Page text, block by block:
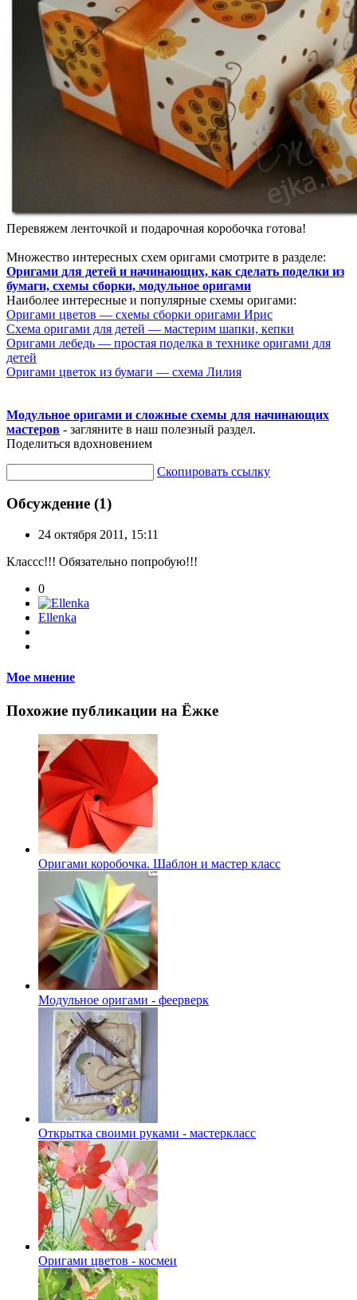
Перевяжем ленточкой и подарочная коробочка готова!
Множество интересных схем оригами смотрите в разделе:
Оригами для детей и начинающих, как сделать поделки из
бумаги, схемы сборки, модульное оригами
Наиболее интересные и популярные схемы оригами:
Оригами цветов — схемы сборки оригами Ирис
Схема оригами для детей — мастерим шапки, кепки
Оригами лебедь — простая поделка в технике оригами для
детей
Оригами цветок из бумаги — схема Лилия
Модульное оригами и сложные схемы для начинающих
мастеров - загляните в наш полезный раздел.
Поделиться вдохновением
Скопировать ссылку
Обсуждение (1)
24 октября 2011, 15:11
Классс!!! Обязательно попробую!!!
0
Ellenka
Мое мнение
Похожие публикации на Ёжке
Оригами коробочка. Шаблон и мастер класс
Модульное оригами - феерверк
Открытка своими руками - мастеркласс
Оригами цветов - космеи